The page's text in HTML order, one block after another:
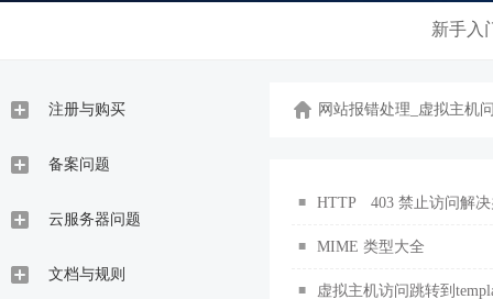
新手入
注册与购买
备案问题
云服务器问题
文档与规则
网站报错处理_虚拟主机
■ HTTP 403 禁止访问解决
■ MIME 类型大全
■ 虚拟主机访问跳转到